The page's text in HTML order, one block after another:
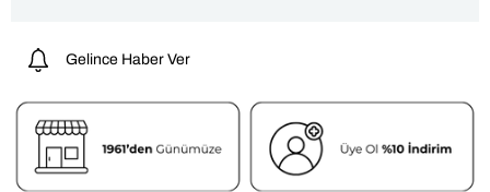
Gelince Haber Ver